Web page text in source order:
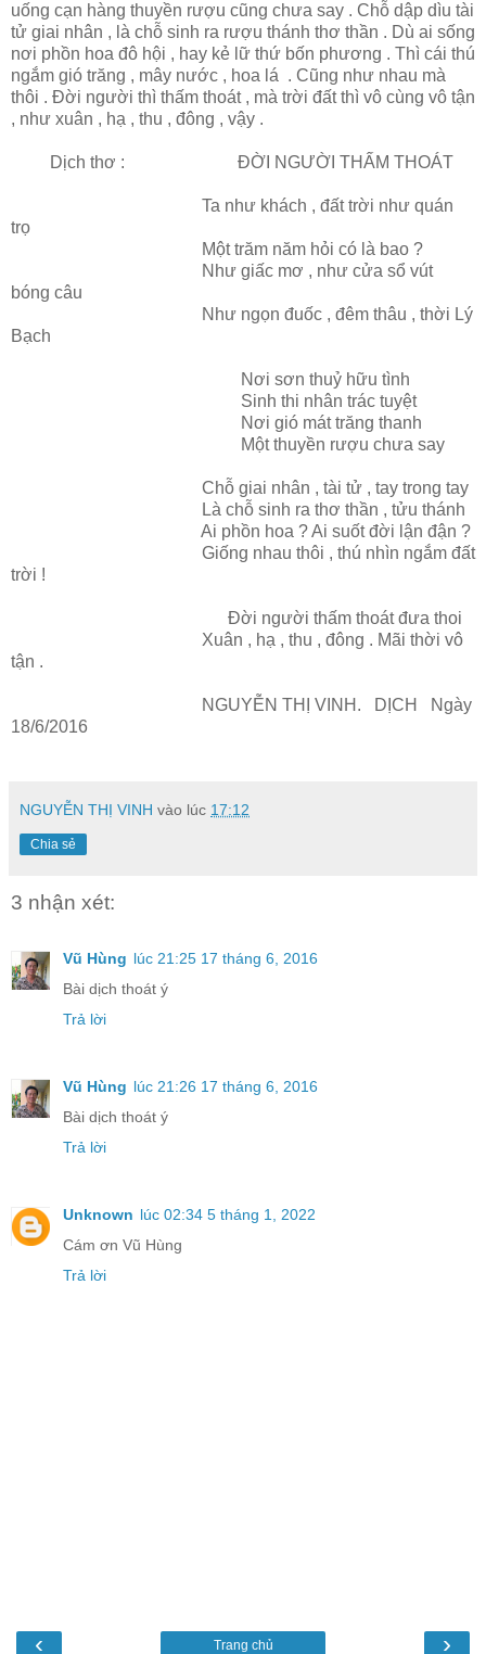
uống cạn hàng thuyền rượu cũng chưa say . Chỗ dập dìu tài
tử giai nhân , là chỗ sinh ra rượu thánh thơ thần . Dù ai sống
nơi phồn hoa đô hội , hay kẻ lữ thứ bốn phương . Thì cái thú
ngắm gió trăng , mây nước , hoa lá . Cũng như nhau mà
thôi . Đời người thì thấm thoát , mà trời đất thì vô cùng vô tận
, như xuân , hạ , thu , đông , vậy .
Dịch thơ : ĐỜI NGƯỜI THẤM THOÁT
Ta như khách , đất trời như quán
trọ
Một trăm năm hỏi có là bao ?
Như giấc mơ , như cửa sổ vút
bóng câu
Như ngọn đuốc , đêm thâu , thời Lý
Bạch
Nơi sơn thuỷ hữu tình
Sinh thi nhân trác tuyệt
Nơi gió mát trăng thanh
Một thuyền rượu chưa say
Chỗ giai nhân , tài tử , tay trong tay
Là chỗ sinh ra thơ thần , tửu thánh
Ai phồn hoa ? Ai suốt đời lận đận ?
Giống nhau thôi , thú nhìn ngắm đất
trời !
Đời người thấm thoát đưa thoi
Xuân , hạ , thu , đông . Mãi thời vô
tận .
NGUYỄN THỊ VINH. DỊCH Ngày
18/6/2016
NGUYỄN THỊ VINH vào lúc 17:12
Chia sẻ
3 nhận xét:
Vũ Hùng lúc 21:25 17 tháng 6, 2016
Bài dịch thoát ý
Trả lời
Vũ Hùng lúc 21:26 17 tháng 6, 2016
Bài dịch thoát ý
Trả lời
Unknown lúc 02:34 5 tháng 1, 2022
Cám ơn Vũ Hùng
Trả lời
‹ ›
Trang chủ